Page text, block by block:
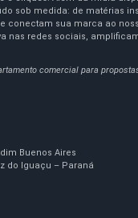
sob medida: de matérias
conectam sua marca ao
nas redes sociais,
comercial para
Buenos Aires
do Iguaçu – Paraná